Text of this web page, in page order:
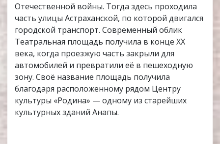
Отечественной войны. Тогда здесь проходила
часть улицы Астраханской, по которой двигался
городской транспорт. Современный облик
Театральная площадь получила в конце XX
века, когда проезжую часть закрыли для
автомобилей и превратили её в пешеходную
зону. Своё название площадь получила
благодаря расположенному рядом Центру
культуры «Родина» — одному из старейших
культурных зданий Анапы.